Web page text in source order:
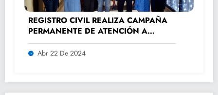
REGISTRO CIVIL REALIZA CAMPAÑA
PERMANENTE DE ATENCIÓN A
ADULTOS MAYORES.
Abr 22 De 2024